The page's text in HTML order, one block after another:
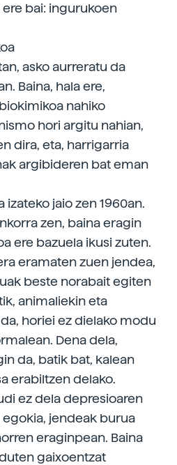
bai: ingurukoen
asko aurreratu da
Baina, hala ere,
nahiko
hori argitu nahian,
dira, eta, harrigarria
argibideren bat eman
izateko jaio zen 1960an.
zen, baina eragin
ere bazuela ikusi zuten.
eramaten zuen jendea,
beste norabait egiten
animaliekin eta
horiei ez dielako modu
Dena dela,
da, batik bat, kalean
erabiltzen delako.
ez dela depresioaren
jendeak burua
eraginpean. Baina
gaixoentzat